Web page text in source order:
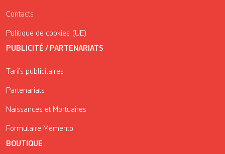
Contacts
Politique de cookies (UE)
PUBLICITÉ / PARTENARIATS
Tarifs publicitaires
Partenariats
Naissances et Mortuaires
Formulaire Mémento
BOUTIQUE